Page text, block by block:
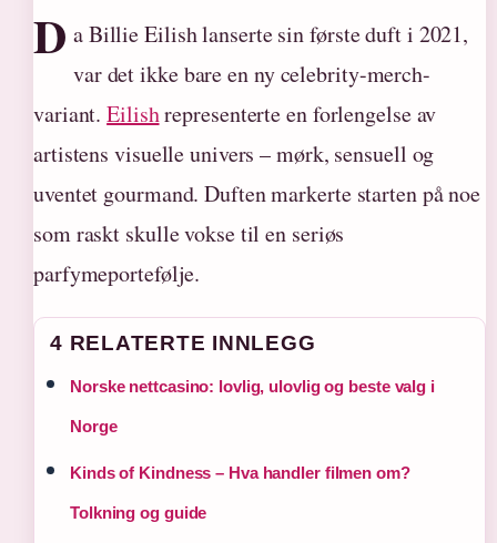
D a Billie Eilish lanserte sin første duft i 2021,
var det ikke bare en ny celebrity-merch-
variant.Eilishrepresenterte en forlengelse av
artistens visuelle univers – mørk, sensuell og
uventet gourmand. Duften markerte starten på noe
som raskt skulle vokse til en seriøs
parfymeportefølje.
4 RELATERTE INNLEGG
Norske nettcasino: lovlig, ulovlig og beste valg i
Norge
Kinds of Kindness – Hva handler filmen om?
Tolkning og guide